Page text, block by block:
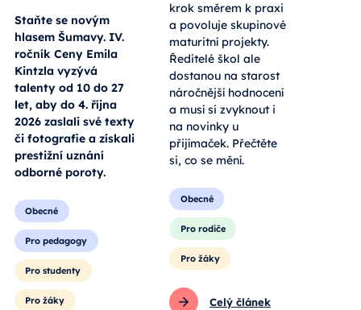
Staňte se novým
hlasem Šumavy. IV.
ročník Ceny Emila
Kintzla vyzývá
talenty od 10 do 27
let, aby do 4. října
2026 zaslali své texty
či fotografie a získali
prestižní uznání
odborné poroty.
Obecné
Pro pedagogy
Pro studenty
Pro žáky
krok směrem k praxi
a povoluje skupinové
maturitní projekty.
Ředitelé škol ale
dostanou na starost
náročnější hodnocení
a musí si zvyknout i
na novinky u
přijímaček. Přečtěte
si, co se mění.
Obecné
Pro rodiče
Pro žáky
Celý článek